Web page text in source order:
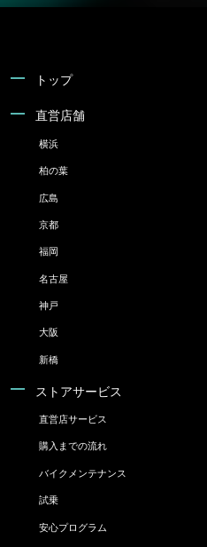
トップ
直営店舗
横浜
柏の葉
広島
京都
福岡
名古屋
神戸
大阪
新橋
ストアサービス
直営店サービス
購入までの流れ
バイクメンテナンス
試乗
安心プログラム